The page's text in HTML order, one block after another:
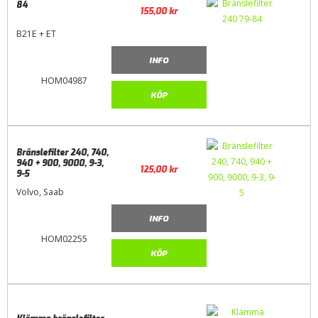
HOM04987
84
B21E + ET
155,00kr
INFO
KÖP
HOM02255
Bränslefilter 240, 740,
940 + 900, 9000, 9-3,
9-5
Volvo, Saab
125,00kr
INFO
KÖP